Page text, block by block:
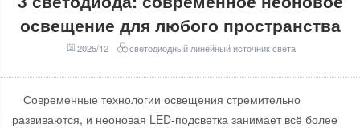
освещение для любого пространства
2025/12 светодиодный линейный источник света
Современные технологии освещения стремительно
развиваются, и неоновая LED-подсветка занимает всё более